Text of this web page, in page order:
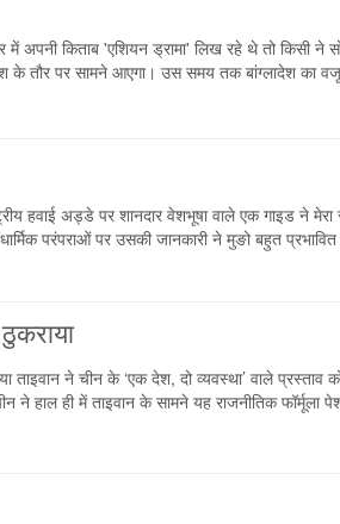
किताब 'एशियन ड्रामा' लिख रहे थे तो किसी ने
के तौर पर सामने आएगा। उस समय तक बांग्लादेश का
हवाई अड्डे पर शानदार वेशभूषा वाले एक गाइड ने
परंपराओं पर उसकी जानकारी ने मुङो बहुत
ताइवान ने चीन के ‘एक देश, दो व्यवस्था’ वाले प्रस्ताव
ने हाल ही में ताइवान के सामने यह राजनीतिक फॉर्मूला